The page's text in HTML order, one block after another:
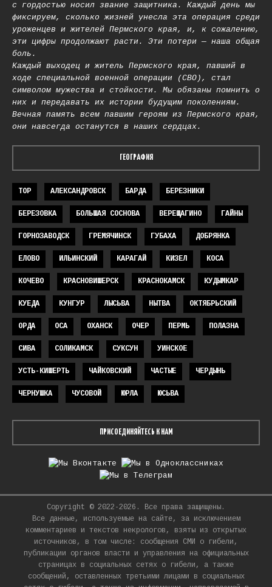
с гордостью носил звание защитника. Каждый день мы
фиксируем, сколько жизней унесла эта операция среди
уроженцев и жителей Пермского края, и, к сожалению,
эти цифры продолжают расти. Эти потери — наша общая
боль.
Каждый выходец и житель Пермского края, павший в
ходе специальной военной операции (СВО), стал
символом мужества и стойкости. Мы обязаны помнить о
них и передавать их истории будущим поколениям.
Вечная память всем павшим героям из Пермского края,
они навсегда останутся в наших сердцах.
ГЕОГРАФИЯ
TOP АЛЕКСАНДРОВСК БАРДА БЕРЕЗНИКИ
БЕРЕЗОВКА БОЛЬШАЯ СОСНОВА ВЕРЕЩАГИНО ГАЙНЫ
ГОРНОЗАВОДСК ГРЕМЯЧИНСК ГУБАХА ДОБРЯНКА
ЕЛОВО ИЛЬИНСКИЙ КАРАГАЙ КИЗЕЛ КОСА
КОЧЕВО КРАСНОВИШЕРСК КРАСНОКАМСК КУДЫМКАР
КУЕДА КУНГУР ЛЫСЬВА НЫТВА ОКТЯБРЬСКИЙ
ОРДА ОСА ОХАНСК ОЧЕР ПЕРМЬ ПОЛАЗНА
СИВА СОЛИКАМСК СУКСУН УИНСКОЕ
УСТЬ-КИШЕРТЬ ЧАЙКОВСКИЙ ЧАСТЫЕ ЧЕРДЫНЬ
ЧЕРНУШКА ЧУСОВОЙ ЮРЛА ЮСЬВА
ПРИСОЕДИНЯЙТЕСЬ К НАМ
Copyright © 2022-2026. Все права защищены.
Все данные, используемые на сайте, за исключением
комментариев и текстов некрологов, взяты из открытых
источников, в том числе: сообщения СМИ о гибели,
публикации органов власти и управления на официальных
страницах в социальных сетях о гибели, а также
сообщений, оставленных третьими лицами в социальных